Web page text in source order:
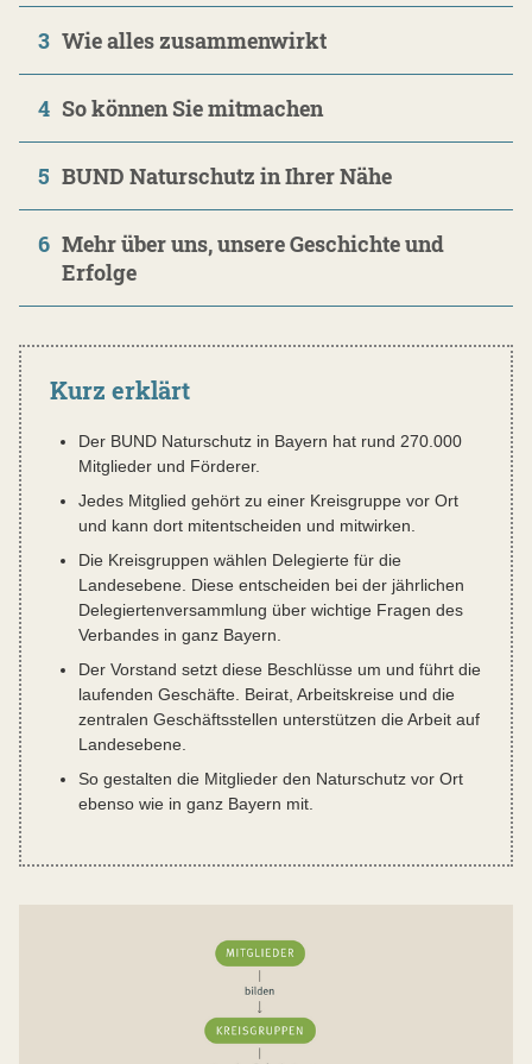
3 Wie alles zusammenwirkt
4 So können Sie mitmachen
5 BUND Naturschutz in Ihrer Nähe
6 Mehr über uns, unsere Geschichte und
Erfolge
Kurz erklärt
Der BUND Naturschutz in Bayern hat rund 270.000
Mitglieder und Förderer.
Jedes Mitglied gehört zu einer Kreisgruppe vor Ort
und kann dort mitentscheiden und mitwirken.
Die Kreisgruppen wählen Delegierte für die
Landesebene. Diese entscheiden bei der jährlichen
Delegiertenversammlung über wichtige Fragen des
Verbandes in ganz Bayern.
Der Vorstand setzt diese Beschlüsse um und führt die
laufenden Geschäfte. Beirat, Arbeitskreise und die
zentralen Geschäftsstellen unterstützen die Arbeit auf
Landesebene.
So gestalten die Mitglieder den Naturschutz vor Ort
ebenso wie in ganz Bayern mit.